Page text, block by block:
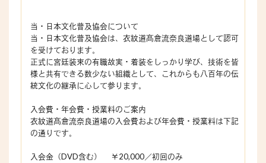
当・日本文化普及協会について
当・日本文化普及協会は、衣紋道髙倉流奈良道場として認可
を受けております。
正式に宮廷装束の有職故実・着装をしっかり学び、技術を皆
様と共有できる数少ない組織として、これからも八百年の伝
統文化の継承に心して参ります。
入会費・年会費・授業料のご案内
衣紋道髙倉流奈良道場の入会費および年会費・授業料は下記
の通りです。
入会金（DVD含む） ￥20,000／初回のみ